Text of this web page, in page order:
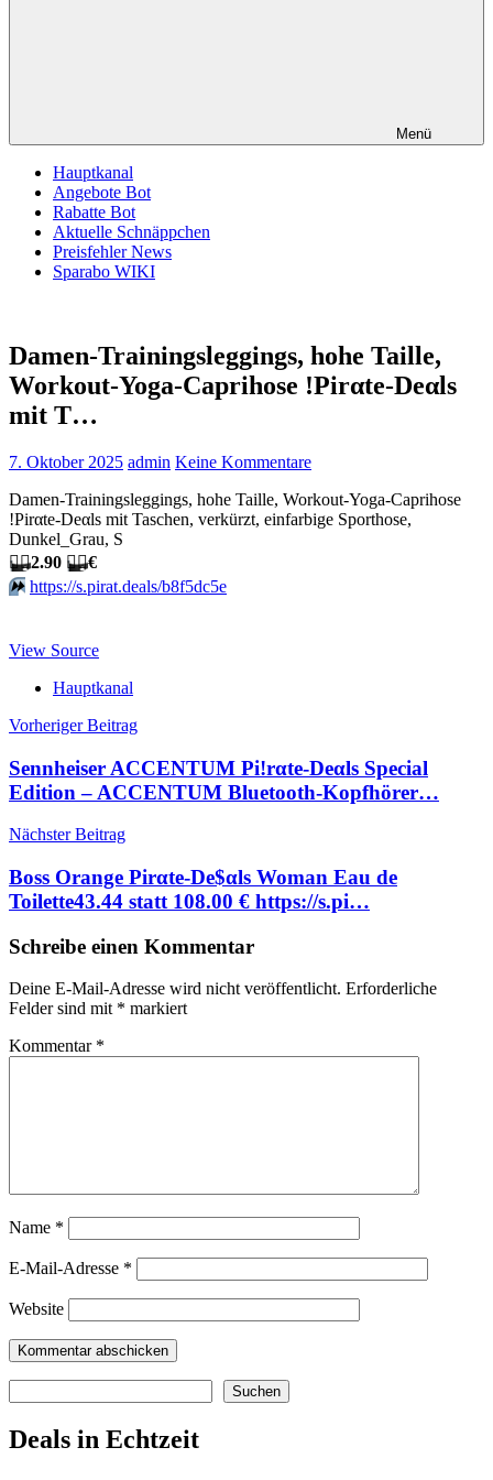
Menü
Hauptkanal
Angebote Bot
Rabatte Bot
Aktuelle Schnäppchen
Preisfehler News
Sparabo WIKI
Damen-Trainingsleggings, hohe Taille,
Workout-Yoga-Caprihose !Pirαtе-Dеαls
mit T…
7. Oktober 2025 admin Keine Kommentare
Damen-Trainingsleggings, hohe Taille, Workout-Yoga-Caprihose
!Pirαtе-Dеαls mit Taschen, verkürzt, einfarbige Sporthose,
Dunkel_Grau, S
🏴‍☠️2.90 🏴‍☠️€
⏩️ https://s.pirat.deals/b8f5dc5e
View Source
Hauptkanal
Beitragsnavigation
Vorheriger Beitrag
Sennheiser ACCENTUM Pi!rαtе-Dеαls Special
Edition – ACCENTUM Bluetooth-Kopfhörer…
Nächster Beitrag
Boss Orange Pirαtе-Dе$αls Woman Eau de
Toilette43.44 statt 108.00 € https://s.pi…
Schreibe einen Kommentar
Deine E-Mail-Adresse wird nicht veröffentlicht. Erforderliche
Felder sind mit * markiert
Kommentar *
Name *
E-Mail-Adresse *
Website
Suchen
Deals in Echtzeit